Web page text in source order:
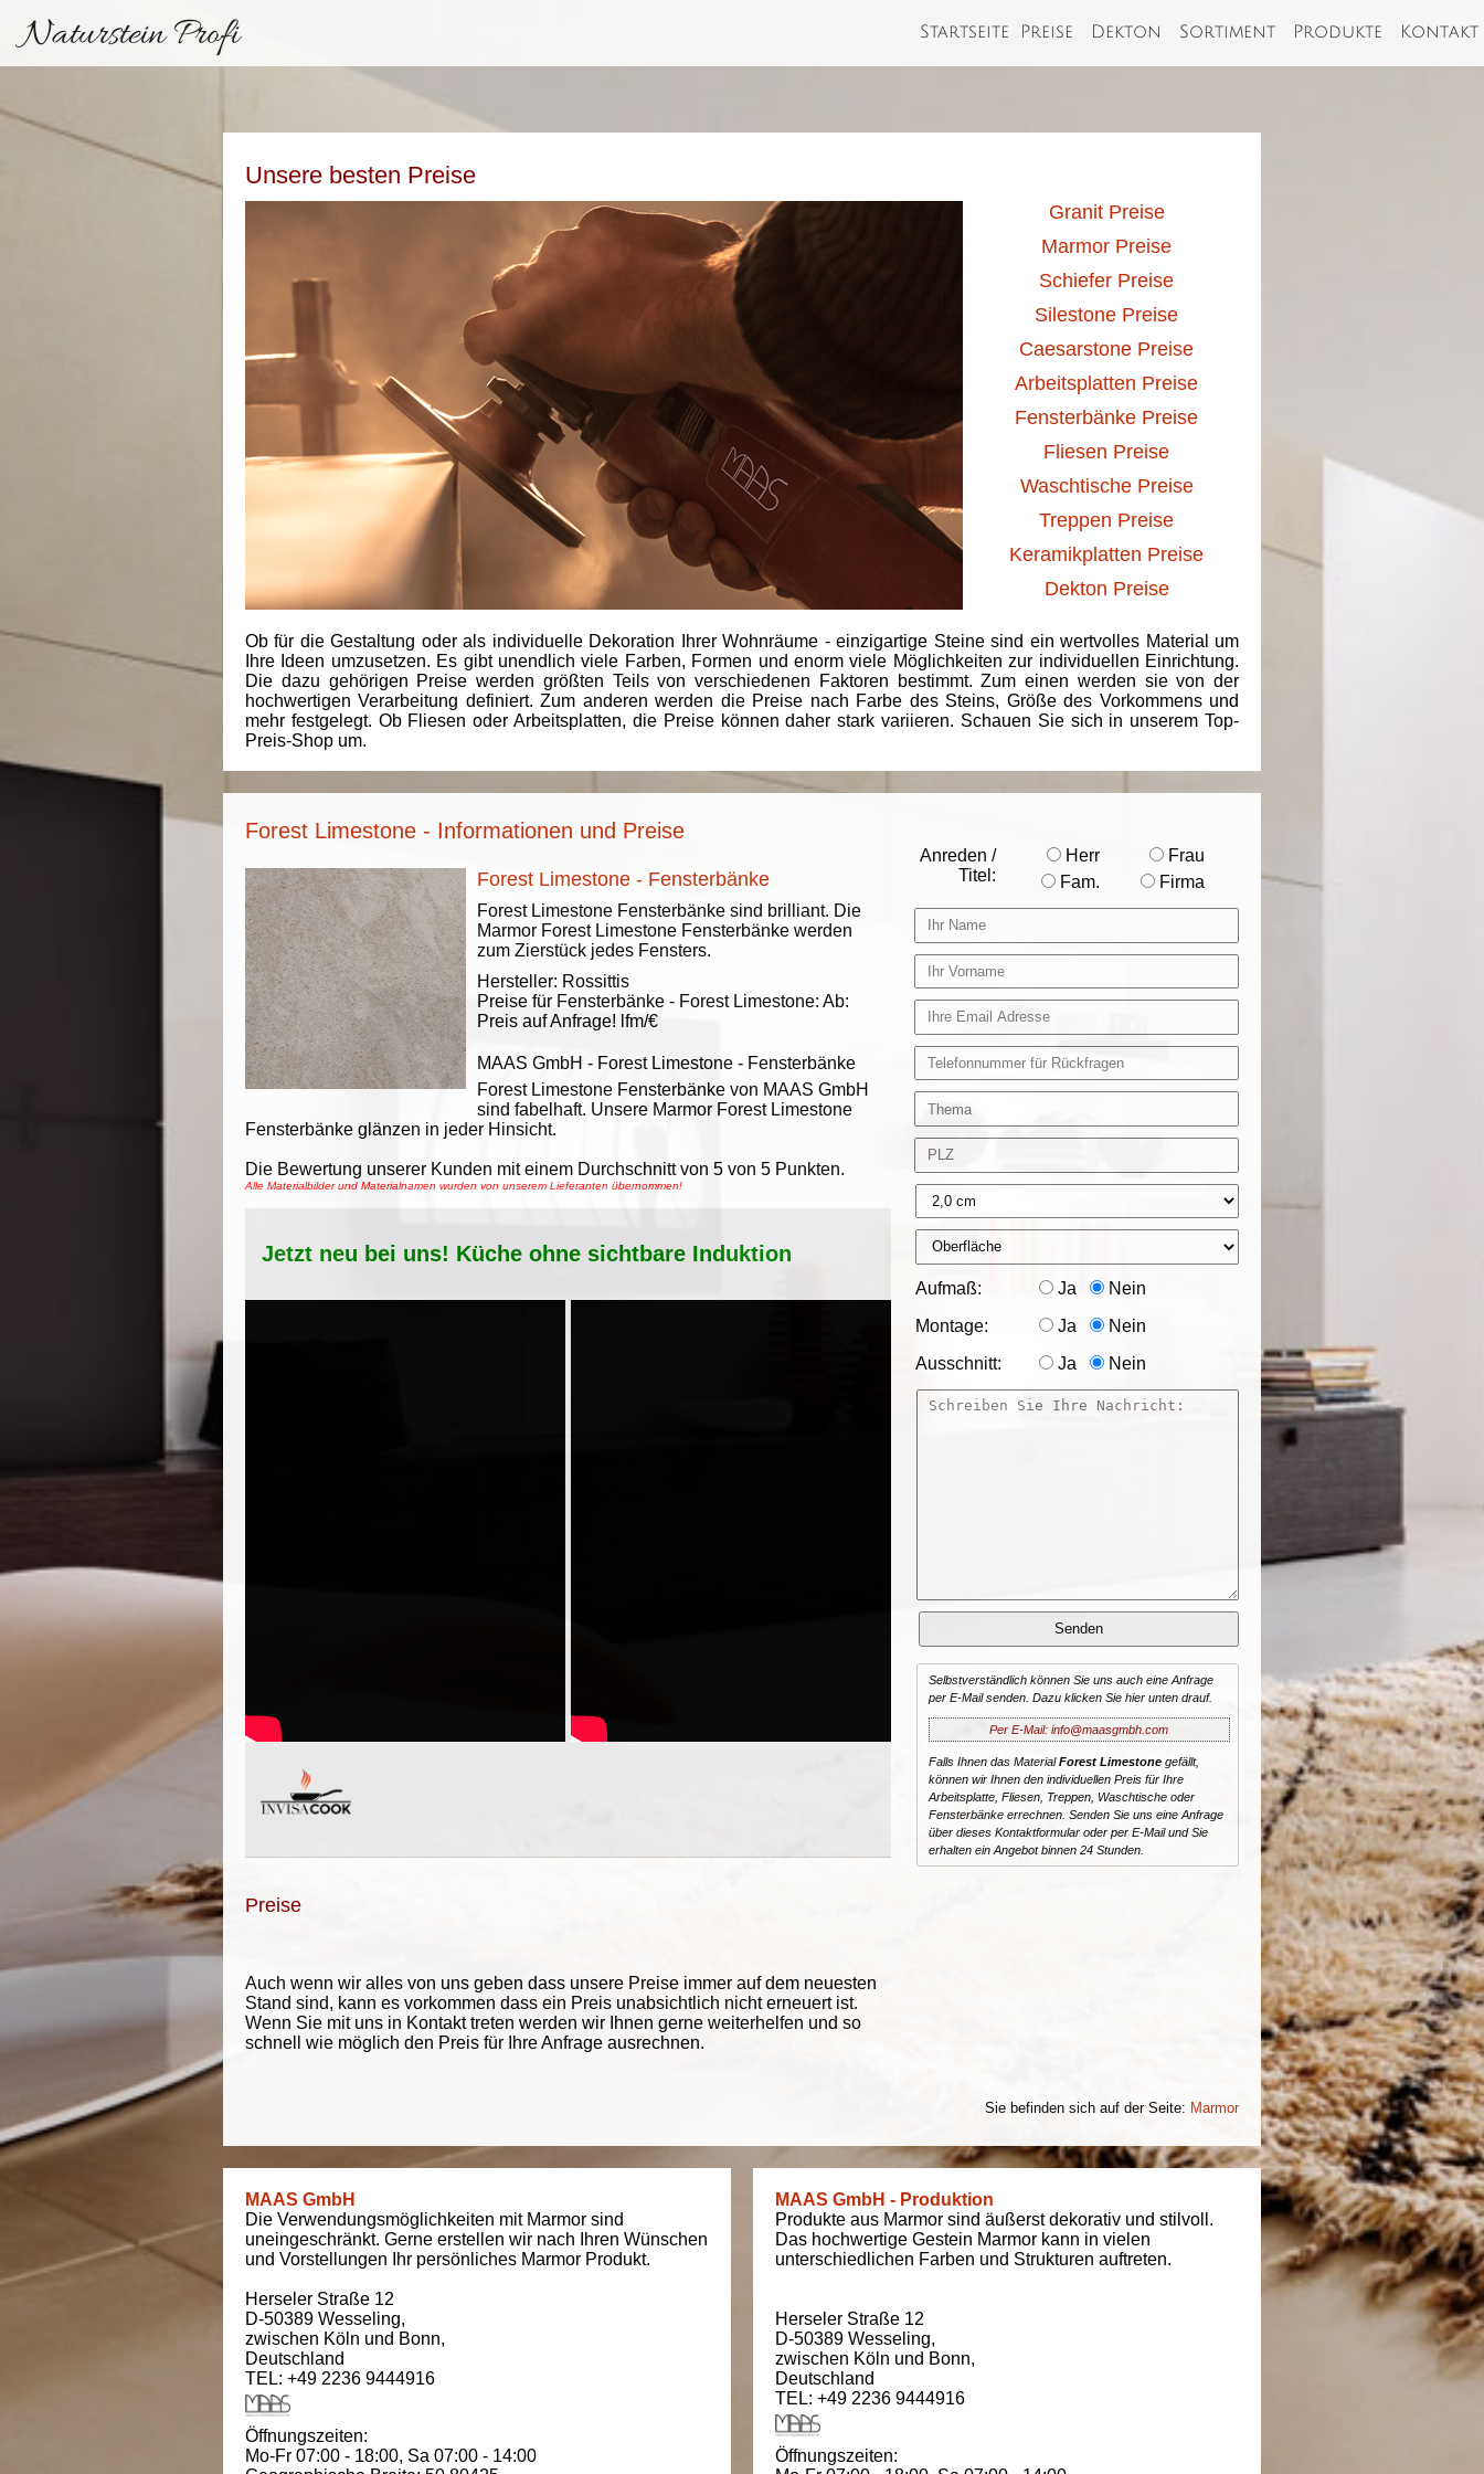
Naturstein Profi Startseite Preise Dekton Sortiment Produkte Kontakt
Unsere besten Preise
Granit Preise
Marmor Preise
Schiefer Preise
Silestone Preise
Caesarstone Preise
Arbeitsplatten Preise
Fensterbänke Preise
Fliesen Preise
Waschtische Preise
Treppen Preise
Keramikplatten Preise
Dekton Preise
Ob für die Gestaltung oder als individuelle Dekoration Ihrer Wohnräume - einzigartige Steine sind ein wertvolles Material um
Ihre Ideen umzusetzen. Es gibt unendlich viele Farben, Formen und enorm viele Möglichkeiten zur individuellen Einrichtung.
Die dazu gehörigen Preise werden größten Teils von verschiedenen Faktoren bestimmt. Zum einen werden sie von der
hochwertigen Verarbeitung definiert. Zum anderen werden die Preise nach Farbe des Steins, Größe des Vorkommens und
mehr festgelegt. Ob Fliesen oder Arbeitsplatten, die Preise können daher stark variieren. Schauen Sie sich in unserem Top-
Preis-Shop um.
Forest Limestone - Informationen und Preise
Forest Limestone - Fensterbänke
Forest Limestone Fensterbänke sind brilliant. Die
Marmor Forest Limestone Fensterbänke werden
zum Zierstück jedes Fensters.
Hersteller: Rossittis
Preise für Fensterbänke - Forest Limestone: Ab:
Preis auf Anfrage! lfm/€
MAAS GmbH - Forest Limestone - Fensterbänke
Forest Limestone Fensterbänke von MAAS GmbH
sind fabelhaft. Unsere Marmor Forest Limestone
Fensterbänke glänzen in jeder Hinsicht.
Die Bewertung unserer Kunden mit einem Durchschnitt von 5 von 5 Punkten.
Alle Materialbilder und Materialnamen wurden von unserem Lieferanten übernommen!
Jetzt neu bei uns! Küche ohne sichtbare Induktion
Preise
Auch wenn wir alles von uns geben dass unsere Preise immer auf dem neuesten
Stand sind, kann es vorkommen dass ein Preis unabsichtlich nicht erneuert ist.
Wenn Sie mit uns in Kontakt treten werden wir Ihnen gerne weiterhelfen und so
schnell wie möglich den Preis für Ihre Anfrage ausrechnen.
Anreden /
Titel:
Herr
Frau
Fam.
Firma
Aufmaß: Ja Nein
Montage: Ja Nein
Ausschnitt: Ja Nein
Selbstverständlich können Sie uns auch eine Anfrage
per E-Mail senden. Dazu klicken Sie hier unten drauf.
Per E-Mail: info@maasgmbh.com
Falls Ihnen das MaterialForest Limestonegefällt,
können wir Ihnen den individuellen Preis für Ihre
Arbeitsplatte, Fliesen, Treppen, Waschtische oder
Fensterbänke errechnen. Senden Sie uns eine Anfrage
über dieses Kontaktformular oder per E-Mail und Sie
erhalten ein Angebot binnen 24 Stunden.
Sie befinden sich auf der Seite: Marmor
MAAS GmbH
Die Verwendungsmöglichkeiten mit Marmor sind
uneingeschränkt. Gerne erstellen wir nach Ihren Wünschen
und Vorstellungen Ihr persönliches Marmor Produkt.
Herseler Straße 12
D-50389 Wesseling,
zwischen Köln und Bonn,
Deutschland
TEL: +49 2236 9444916
Öffnungszeiten:
Mo-Fr 07:00 - 18:00, Sa 07:00 - 14:00
MAAS GmbH - Produktion
Produkte aus Marmor sind äußerst dekorativ und stilvoll.
Das hochwertige Gestein Marmor kann in vielen
unterschiedlichen Farben und Strukturen auftreten.
Herseler Straße 12
D-50389 Wesseling,
zwischen Köln und Bonn,
Deutschland
TEL: +49 2236 9444916
Öffnungszeiten: